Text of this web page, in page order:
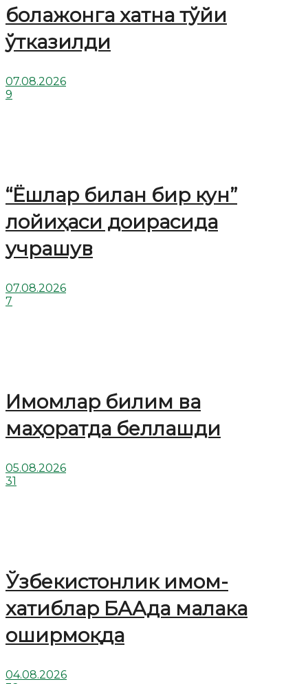
болажонга хатна тўйи
ўтказилди
07.08.2026
9
“Ёшлар билан бир кун”
лойиҳаси доирасида
учрашув
07.08.2026
7
Имомлар билим ва
маҳоратда беллашди
05.08.2026
31
Ўзбекистонлик имом-
хатиблар БААда малака
оширмоқда
04.08.2026